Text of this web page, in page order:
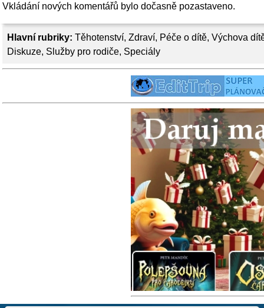
Hlavní rubriky: Těhotenství, Zdraví, Péče o dítě, Výchova
Diskuze, Služby pro rodiče, Speciály
Vkládání nových komentářů bylo dočasně pozastaveno.